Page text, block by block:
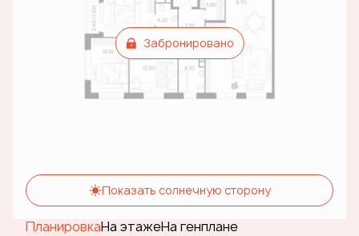
Забронировано
Показать солнечную сторону
ПланировкаНа этажеНа генплане